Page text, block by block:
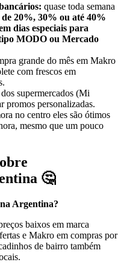
quase toda semana
de 20%, 30% ou até 40%
dias especiais para
MODO ou Mercado
grande do mês em Makro
com frescos em
supermercados (Mi
promos personalizadas.
no centro eles são ótimos
mesmo que um pouco
🤔
Argentina?
baixos em marca
e Makro em compras por
de bairro também